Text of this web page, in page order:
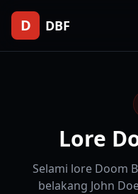
D DBF
Lore
Selami lore Doom
belakang John